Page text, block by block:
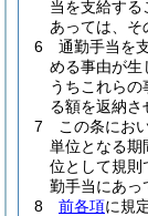
当を支給する
あっては、そ
6
通勤手当を
める事由が生
うちこれら
る額を返納さ
7
この条にお
単位となる期
位として規則
勤手当にあっ
8
前各項に規